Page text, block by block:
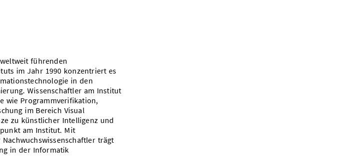
führenden
im Jahr 1990 konzentriert es
in den
Wissenschaftler am Institut
wie Programmverifikation,
im Bereich Visual
zu künstlicher Intelligenz und
am Institut. Mit
trägt
in der Informatik